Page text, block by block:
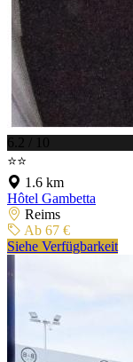
6.2 / 10
⭐⭐
1.6 km
Hôtel Gambetta
Reims
Ab 67 €
Siehe Verfügbarkeit